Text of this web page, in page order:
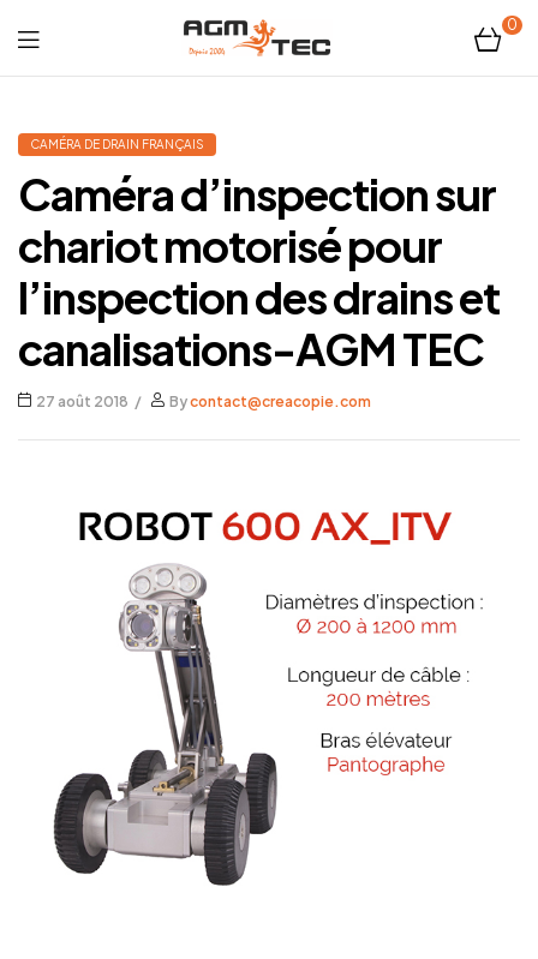
Tubicam®
XL
–
Caméra
d'inspection
Ø50
mm
0
CAMÉRA DE DRAIN FRANÇAIS
Caméra d’inspection sur
chariot motorisé pour
l’inspection des drains et
canalisations-AGM TEC
27 août 2018 Bycontact@creacopie.com